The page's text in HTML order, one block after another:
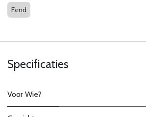
Eend
Specificaties
Voor Wie?